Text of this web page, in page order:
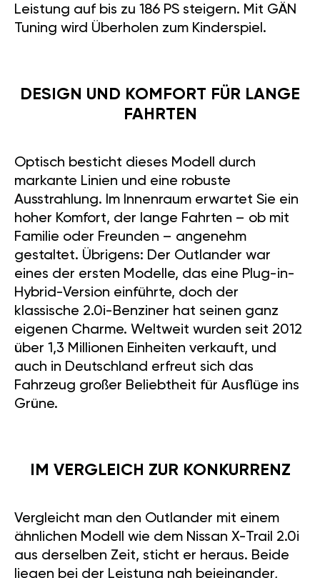
Leistung auf bis zu 186 PS steigern. Mit GÄN
Tuning wird Überholen zum Kinderspiel.
DESIGN UND KOMFORT FÜR LANGE
FAHRTEN
Optisch besticht dieses Modell durch
markante Linien und eine robuste
Ausstrahlung. Im Innenraum erwartet Sie ein
hoher Komfort, der lange Fahrten – ob mit
Familie oder Freunden – angenehm
gestaltet. Übrigens: Der Outlander war
eines der ersten Modelle, das eine Plug-in-
Hybrid-Version einführte, doch der
klassische 2.0i-Benziner hat seinen ganz
eigenen Charme. Weltweit wurden seit 2012
über 1,3 Millionen Einheiten verkauft, und
auch in Deutschland erfreut sich das
Fahrzeug großer Beliebtheit für Ausflüge ins
Grüne.
IM VERGLEICH ZUR KONKURRENZ
Vergleicht man den Outlander mit einem
ähnlichen Modell wie dem Nissan X-Trail 2.0i
aus derselben Zeit, sticht er heraus. Beide
liegen bei der Leistung nah beieinander,